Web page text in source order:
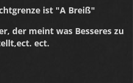
ist "A Breiß"
der meint was Besseres zu
ect.